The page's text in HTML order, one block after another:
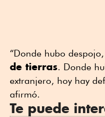
“Donde hubo despojo,
de tierras. Donde
extranjero, hoy hay
afirmó.
Te puede